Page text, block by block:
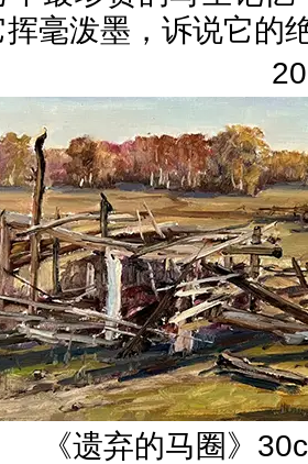
挥毫泼墨，诉说它
《遗弃的马圈》